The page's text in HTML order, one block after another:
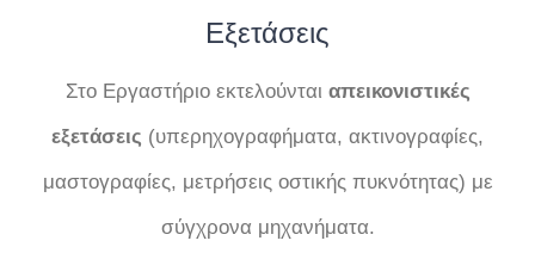
Εξετάσεις
Στο Εργαστήριο εκτελούνται απεικονιστικές
εξετάσεις (υπερηχογραφήματα, ακτινογραφίες,
μαστογραφίες, μετρήσεις οστικής πυκνότητας) με
σύγχρονα μηχανήματα.